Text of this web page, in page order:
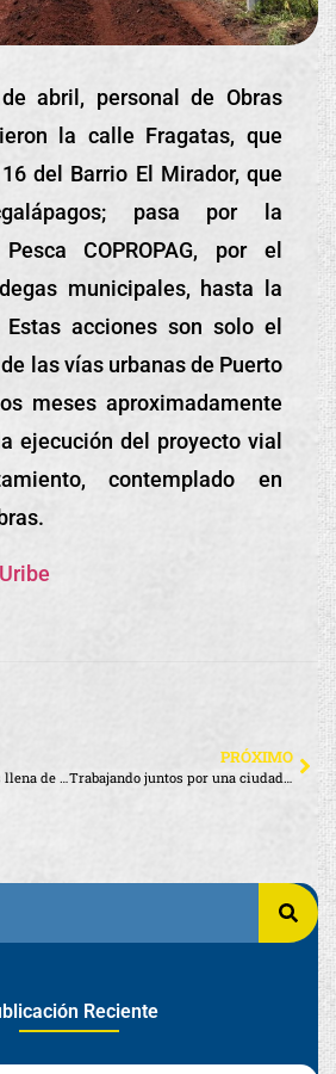
abril, personal de Obras
la calle Fragatas, que
del Barrio El Mirador, que
pasa por la
COPROPAG, por el
municipales, hasta la
acciones son solo el
las vías urbanas de Puerto
meses aproximadamente
ejecución del proyecto vial
contemplado en
El deporte nos une y nos llena de orgullo
PRÓXIMO
Trabajando juntos por una ciudad más ordenada
Reciente